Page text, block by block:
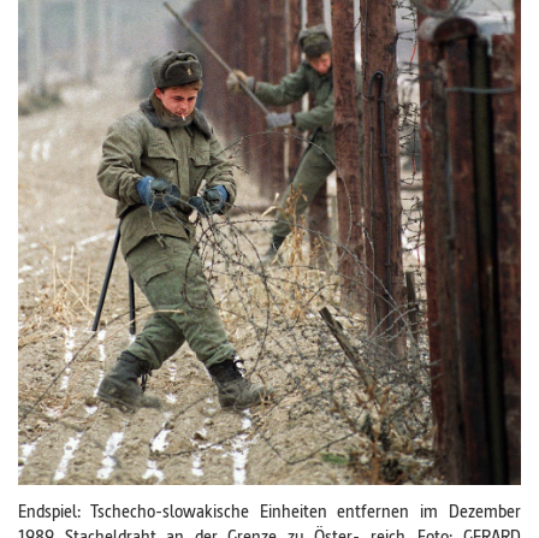
Endspiel: Tschecho-slowakische Einheiten entfernen im Dezember